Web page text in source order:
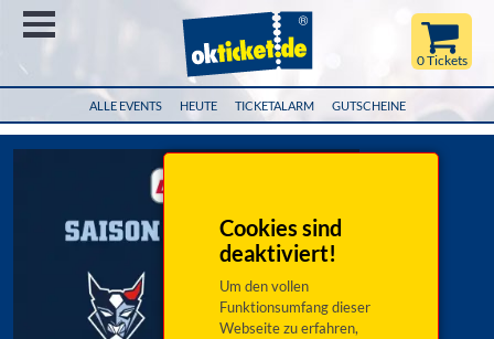
ALLE EVENTS HEUTE TICKETALARM GUTSCHEINE
0 Tickets
Cookies sind
deaktiviert!
Um den vollen
Funktionsumfang dieser
Webseite zu erfahren,